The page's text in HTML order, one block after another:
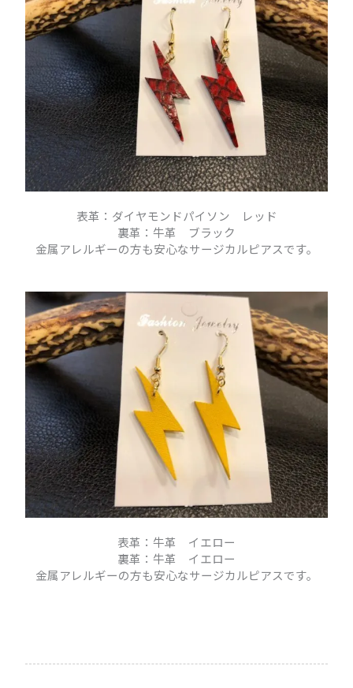
表革：ダイヤモンドパイソン レッド
裏革：牛革 ブラック
金属アレルギーの方も安心なサージカルピアスです。
表革：牛革 イエロー
裏革：牛革 イエロー
金属アレルギーの方も安心なサージカルピアスです。